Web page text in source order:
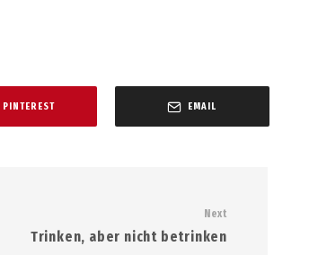
PINTEREST EMAIL
Next
Trinken, aber nicht betrinken